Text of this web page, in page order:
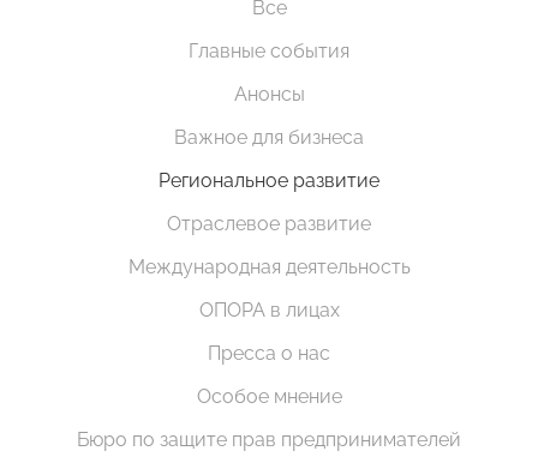
Все
Главные события
Анонсы
Важное для бизнеса
Региональное развитие
Отраслевое развитие
Международная деятельность
ОПОРА в лицах
Пресса о нас
Особое мнение
Бюро по защите прав предпринимателей